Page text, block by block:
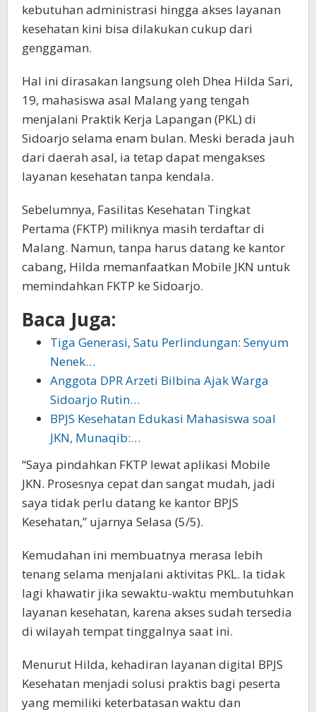
kebutuhan administrasi hingga akses layanan
kesehatan kini bisa dilakukan cukup dari
genggaman.
Hal ini dirasakan langsung oleh Dhea Hilda Sari,
19, mahasiswa asal Malang yang tengah
menjalani Praktik Kerja Lapangan (PKL) di
Sidoarjo selama enam bulan. Meski berada jauh
dari daerah asal, ia tetap dapat mengakses
layanan kesehatan tanpa kendala.
Sebelumnya, Fasilitas Kesehatan Tingkat
Pertama (FKTP) miliknya masih terdaftar di
Malang. Namun, tanpa harus datang ke kantor
cabang, Hilda memanfaatkan Mobile JKN untuk
memindahkan FKTP ke Sidoarjo.
Baca Juga:
Tiga Generasi, Satu Perlindungan: Senyum
Nenek…
Anggota DPR Arzeti Bilbina Ajak Warga
Sidoarjo Rutin…
BPJS Kesehatan Edukasi Mahasiswa soal
JKN, Munaqib:…
“Saya pindahkan FKTP lewat aplikasi Mobile
JKN. Prosesnya cepat dan sangat mudah, jadi
saya tidak perlu datang ke kantor BPJS
Kesehatan,” ujarnya Selasa (5/5).
Kemudahan ini membuatnya merasa lebih
tenang selama menjalani aktivitas PKL. Ia tidak
lagi khawatir jika sewaktu-waktu membutuhkan
layanan kesehatan, karena akses sudah tersedia
di wilayah tempat tinggalnya saat ini.
Menurut Hilda, kehadiran layanan digital BPJS
Kesehatan menjadi solusi praktis bagi peserta
yang memiliki keterbatasan waktu dan